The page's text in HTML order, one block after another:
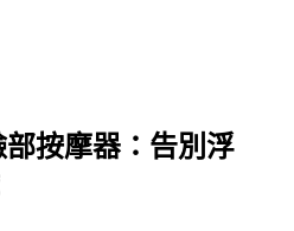
按摩器：告別浮